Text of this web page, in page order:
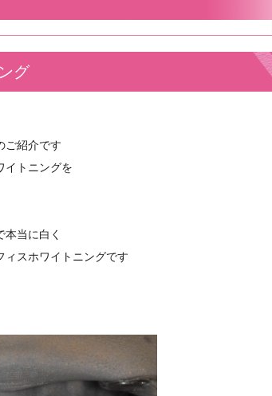
グ
ご紹介です
イトニングを
当に白く
ィスホワイトニングです